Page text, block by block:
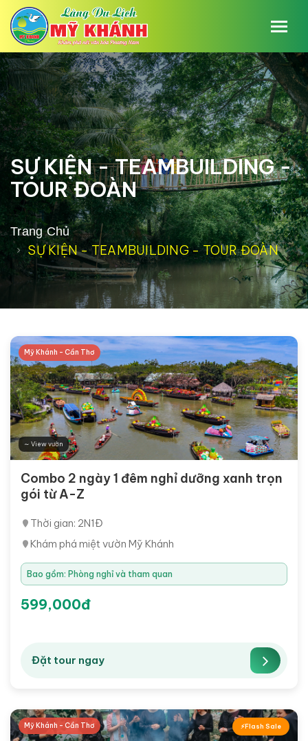
SỰ KIỆN - TEAMBUILDING -
TOUR ĐOÀN
Trang Chủ
SỰ KIỆN - TEAMBUILDING - TOUR ĐOÀN
Mỹ Khánh - Cần Thơ
∼ View vườn
Combo 2 ngày 1 đêm nghỉ dưỡng xanh trọn
gói từ A-Z
Thời gian: 2N1Đ
Khám phá miệt vườn Mỹ Khánh
Bao gồm: Phòng nghỉ và tham quan
599,000đ
Đặt tour ngay
Flash Sale
Mỹ Khánh - Cần Thơ